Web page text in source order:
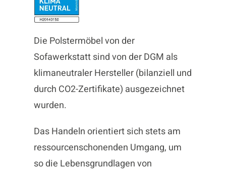
Die Polstermöbel von der
Sofawerkstatt sind von der DGM als
klimaneutraler Hersteller (bilanziell und
durch CO2-Zertifikate) ausgezeichnet
wurden.
Das Handeln orientiert sich stets am
ressourcenschonenden Umgang, um
so die Lebensgrundlagen von